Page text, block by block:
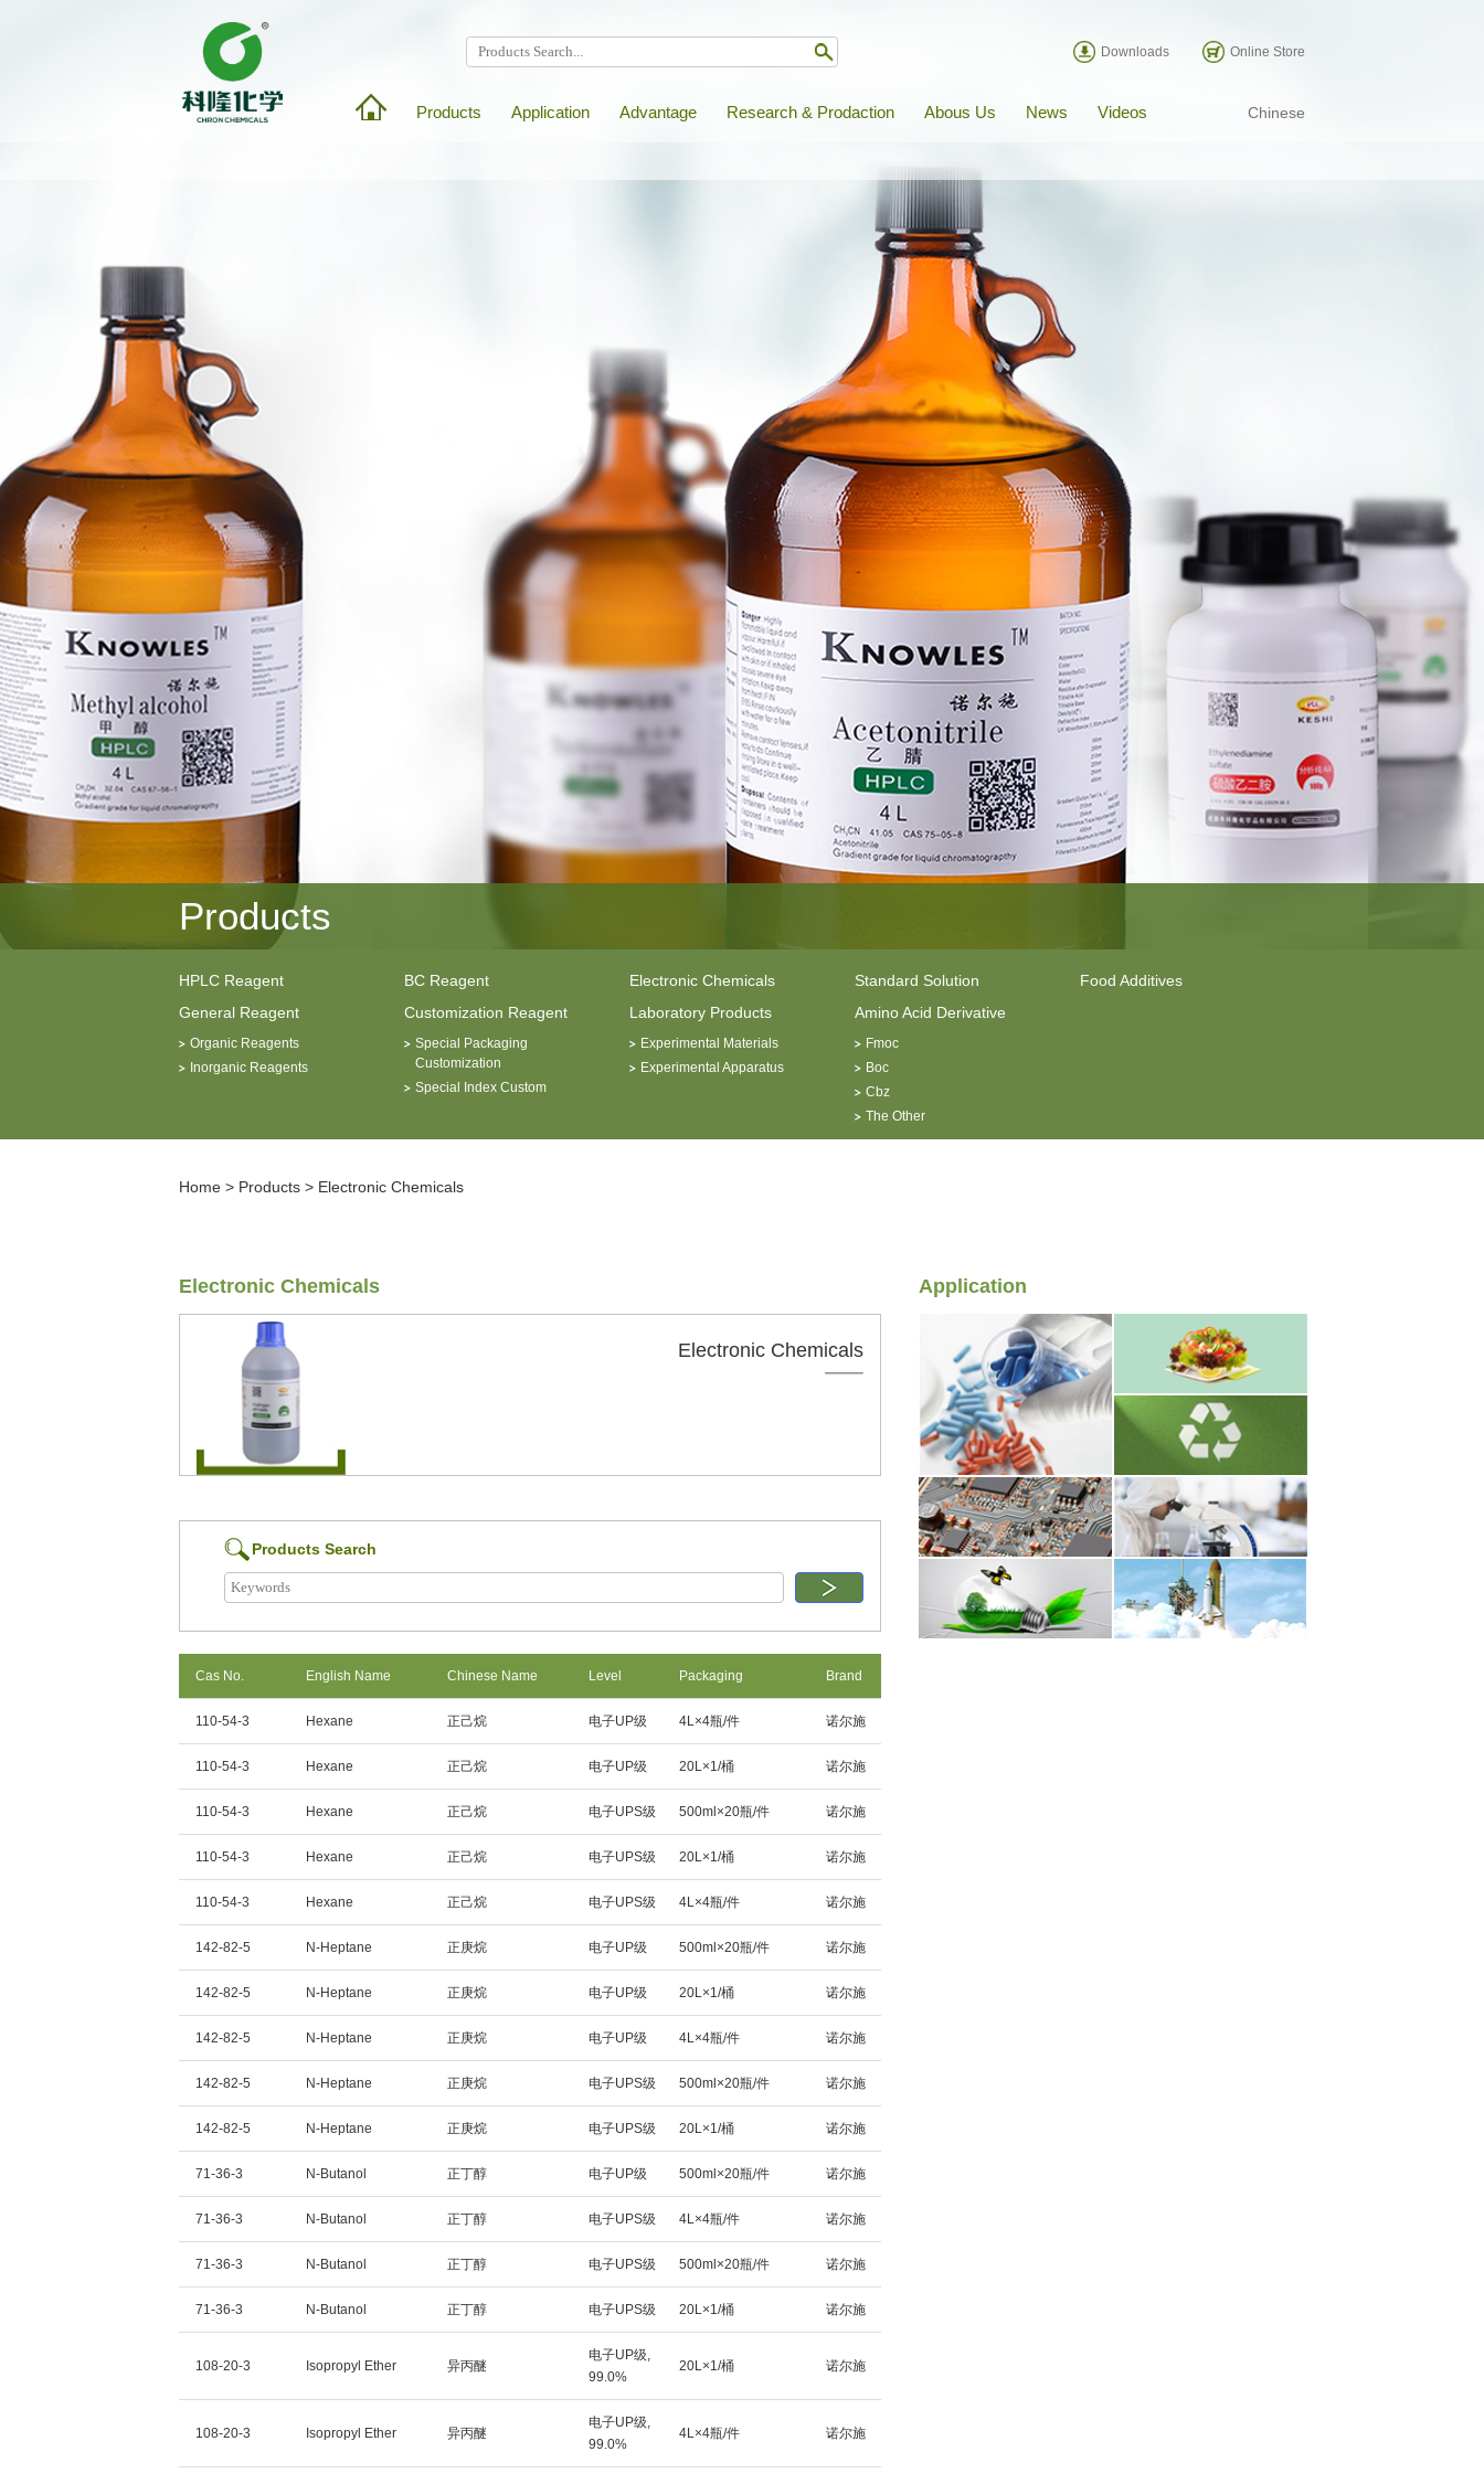
Downloads Online Store
Products Application Advantage Research & Prodaction Abous Us News Videos Chinese
Products
HPLC Reagent BC Reagent Electronic Chemicals Standard Solution
Food Additives
General Reagent
Organic Reagents
Inorganic Reagents
Customization Reagent
Special Packaging
Customization
Special Index Custom
Laboratory Products
Experimental Materials
Experimental Apparatus
Amino Acid Derivative
Fmoc
Boc
Cbz
The Other
Home > Products > Electronic Chemicals
Electronic Chemicals
Electronic Chemicals
Products Search
Cas No. English Name Chinese Name Level Packaging Brand
110-54-3 Hexane 正己烷 电子UP级 4L×4瓶/件 诺尔施
110-54-3 Hexane 正己烷 电子UP级 20L×1/桶 诺尔施
110-54-3 Hexane 正己烷 电子UPS级 500ml×20瓶/件 诺尔施
110-54-3 Hexane 正己烷 电子UPS级 20L×1/桶 诺尔施
110-54-3 Hexane 正己烷 电子UPS级 4L×4瓶/件 诺尔施
142-82-5 N-Heptane 正庚烷 电子UP级 500ml×20瓶/件 诺尔施
142-82-5 N-Heptane 正庚烷 电子UP级 20L×1/桶 诺尔施
142-82-5 N-Heptane 正庚烷 电子UP级 4L×4瓶/件 诺尔施
142-82-5 N-Heptane 正庚烷 电子UPS级 500ml×20瓶/件 诺尔施
142-82-5 N-Heptane 正庚烷 电子UPS级 20L×1/桶 诺尔施
71-36-3 N-Butanol 正丁醇 电子UP级 500ml×20瓶/件 诺尔施
71-36-3 N-Butanol 正丁醇 电子UPS级 4L×4瓶/件 诺尔施
71-36-3 N-Butanol 正丁醇 电子UPS级 500ml×20瓶/件 诺尔施
71-36-3 N-Butanol 正丁醇 电子UPS级 20L×1/桶 诺尔施
108-20-3 Isopropyl Ether 异丙醚
电子UP级,
99.0%
20L×1/桶 诺尔施
108-20-3 Isopropyl Ether 异丙醚
电子UP级,
99.0%
4L×4瓶/件 诺尔施
Application